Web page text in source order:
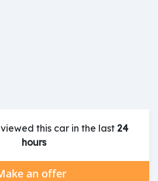
this car in the last24
hours
an offer